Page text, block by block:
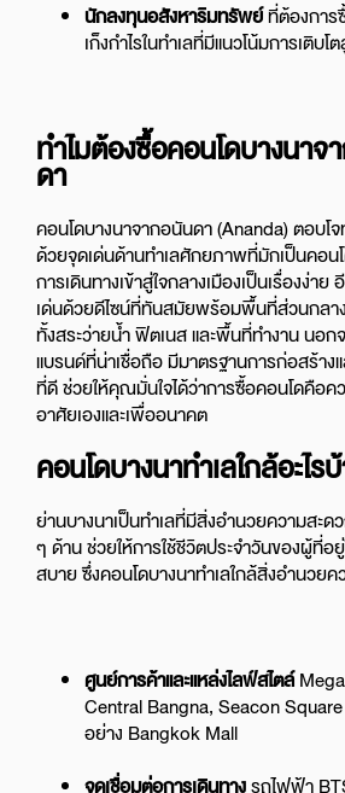
นักลงทุนอสังหาริมทรัพย์ที่ต้องการ
เก็งกำไรในทำเลที่มีแนวโน้มการเติบโ
ทำไมต้องซื้อคอนโดบางนาจ
ดา
คอนโดบางนาจากอนันดา (Ananda) ตอบโ
ด้วยจุดเด่นด้านทำเลศักยภาพที่มักเป็นคอน
การเดินทางเข้าสู่ใจกลางเมืองเป็นเรื่องง่าย
เด่นด้วยดีไซน์ที่ทันสมัยพร้อมพื้นที่ส่วนกลา
ทั้งสระว่ายน้ำ ฟิตเนส และพื้นที่ทำงาน นอก
แบรนด์ที่น่าเชื่อถือ มีมาตรฐานการก่อสร้าง
ที่ดี ช่วยให้คุณมั่นใจได้ว่าการซื้อคอนโดคือ
อาศัยเองและเพื่ออนาคต
คอนโดบางนาทำเลใกล้อะไร
ย่านบางนาเป็นทำเลที่มีสิ่งอำนวยความสะ
ๆ ด้าน ช่วยให้การใช้ชีวิตประจำวันของผู้ที่
สบาย ซึ่งคอนโดบางนาทำเลใกล้สิ่งอำนวย
ศูนย์การค้าและแหล่งไลฟ์สไตล์
Central Bangna, Seacon Square
อย่าง Bangkok Mall